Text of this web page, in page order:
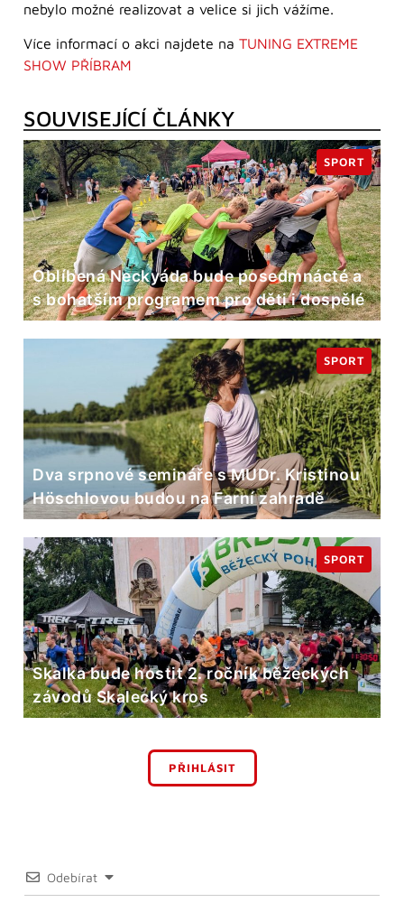
nebylo možné realizovat a velice si jich vážíme.
Více informací o akci najdete na TUNING EXTREME
SHOW PŘÍBRAM
SOUVISEJÍCÍ ČLÁNKY
Oblíbená Neckyáda bude posedmnácté a
s bohatším programem pro děti i dospělé
SPORT
Dva srpnové semináře s MUDr. Kristinou
Höschlovou budou na Farní zahradě
SPORT
Skalka bude hostit 2. ročník běžeckých
závodů Skalecký kros
SPORT
PŘIHLÁSIT
Odebírat